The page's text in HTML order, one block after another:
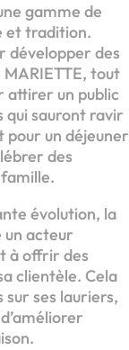
gamme de
et tradition.
développer des
MARIETTE, tout
attirer un public
qui sauront ravir
pour un déjeuner
des
évolution, la
un acteur
à offrir des
clientèle. Cela
sur ses lauriers,